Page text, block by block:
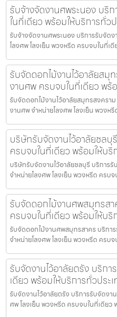
รับจ้างจัดงานศพระนอง บริ
ในที่เดียว พร้อมให้บริการทั่ว
รับจ้างจัดงานศพระนอง บริการรับจัด
โลงศพ โลงเย็น พวงหรีด ครบจบในที่เ
รับจัดดอกไม้งานไว้อาลัยสมุ
งานศพ ครบจบในที่เดียว พร้
รับจัดดอกไม้งานไว้อาลัยสมุทรสงคร
งานศพ จำหน่ายโลงศพ โลงเย็น พวงห
บริษัทรับจัดงานไว้อาลัยชล
ครบจบในที่เดียว พร้อมให้บริ
บริษัทรับจัดงานไว้อาลัยชลบุรี บริการ
จำหน่ายโลงศพ โลงเย็น พวงหรีด ครบ
รับจัดดอกไม้งานศพสมุทรส
ครบจบในที่เดียว พร้อมให้บริ
รับจัดดอกไม้งานศพสมุทรสาคร บริก
จำหน่ายโลงศพ โลงเย็น พวงหรีด ครบ
รับจัดงานไว้อาลัยตรัง บริก
เดียว พร้อมให้บริการทั่วประ
รับจัดงานไว้อาลัยตรัง บริการรับจัดง
ศพ โลงเย็น พวงหรีด ครบจบในที่เดียว